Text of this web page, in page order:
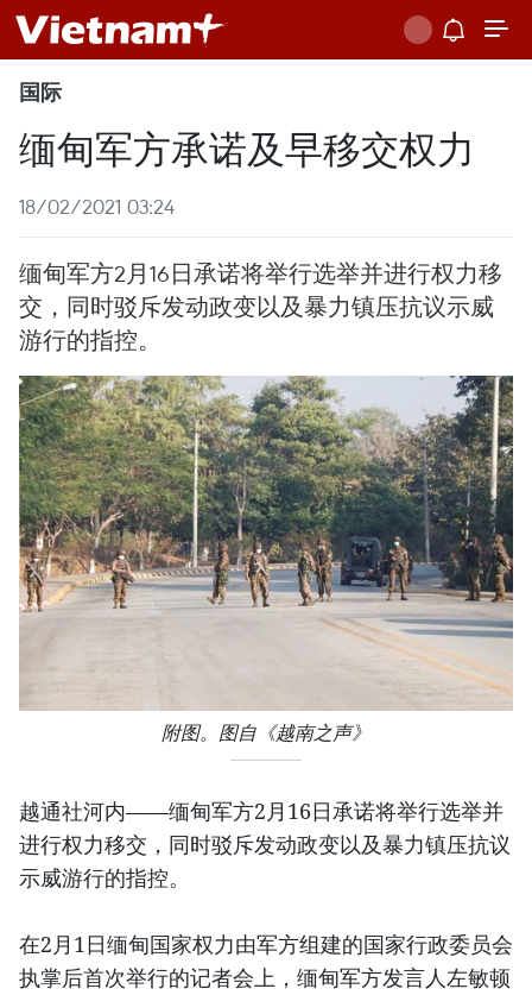
国际
缅甸军方承诺及早移交权力
18/02/2021 03:24
缅甸军方2月16日承诺将举行选举并进行权力移
交，同时驳斥发动政变以及暴力镇压抗议示威
游行的指控。
附图。图自《越南之声》
越通社河内——缅甸军方2月16日承诺将举行选举并
进行权力移交，同时驳斥发动政变以及暴力镇压抗议
示威游行的指控。
在2月1日缅甸国家权力由军方组建的国家行政委员会
执掌后首次举行的记者会上，缅甸军方发言人左敏顿